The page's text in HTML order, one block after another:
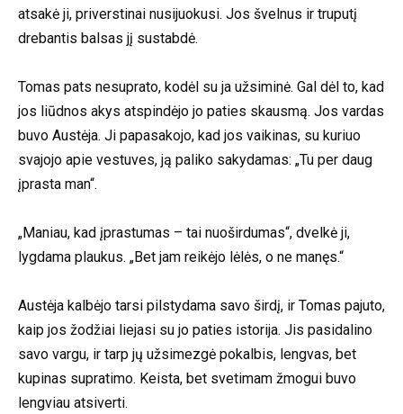
atsakė ji, priverstinai nusijuokusi. Jos švelnus ir truputį
drebantis balsas jį sustabdė.
Tomas pats nesuprato, kodėl su ja užsiminė. Gal dėl to, kad
jos liūdnos akys atspindėjo jo paties skausmą. Jos vardas
buvo Austėja. Ji papasakojo, kad jos vaikinas, su kuriuo
svajojo apie vestuves, ją paliko sakydamas: „Tu per daug
įprasta man“.
„Maniau, kad įprastumas – tai nuoširdumas“, dvelkė ji,
lygdama plaukus. „Bet jam reikėjo lėlės, o ne manęs.“
Austėja kalbėjo tarsi pilstydama savo širdį, ir Tomas pajuto,
kaip jos žodžiai liejasi su jo paties istorija. Jis pasidalino
savo vargu, ir tarp jų užsimezgė pokalbis, lengvas, bet
kupinas supratimo. Keista, bet svetimam žmogui buvo
lengviau atsiverti.